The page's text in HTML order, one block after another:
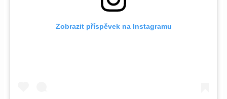
Zobrazit příspěvek na Instagramu